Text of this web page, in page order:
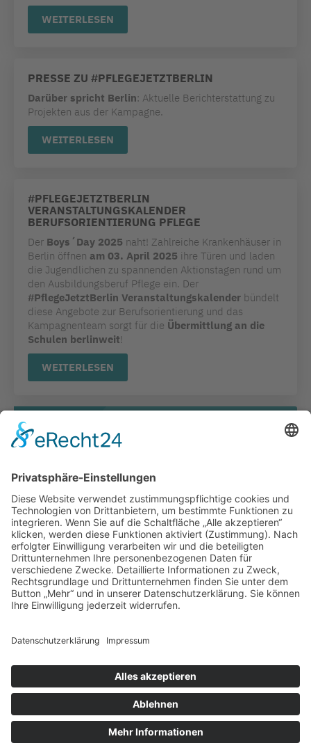
WEITERLESEN
PRESSE ZU #PFLEGEJETZTBERLIN
Darüber spricht Berlin: Aktuelle Berichterstattung zu
Projekten aus der Kampagne.
WEITERLESEN
#PFLEGEJETZTBERLIN
VERANSTALTUNGSKALENDER
BERUFSORIENTIERUNG PFLEGE
Der Boys´Day 2025 naht! Zahlreiche Krankenhäuser in
Berlin öffnen am 03. April 2025 ihre Türen und laden
die Jugendlichen zu spannenden Aktionstagen rund um
den Ausbildungsberuf Pflege ein. Der
#PflegeJetztBerlin Veranstaltungskalender bündelt
diese Angebote zur Berufsorientierung und das
Kampagnenteam sorgt für die Übermittlung an die
Schulen berlinweit!
WEITERLESEN
NEWSLETTER-ANMELDUNG
Melden Sie sich hier für den PflegeJetztBerlin-
Impressum bkgev.de |
Datenschutzbestimmungen bkgev.de|
Cookie-
Einstellungenpflege@bkgev.de
Eine Website vonBen Kuplien Markenstrategie & Design